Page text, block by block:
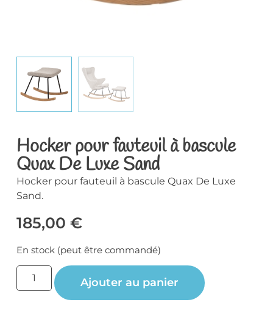
Hocker pour fauteuil à bascule
Quax De Luxe Sand
Hocker pour fauteuil à bascule Quax De Luxe
Sand.
185,00 €
En stock (peut être commandé)
Ajouter au panier